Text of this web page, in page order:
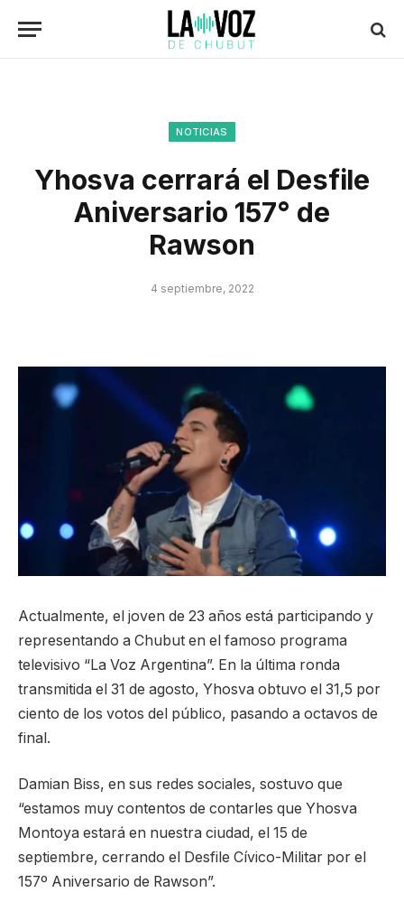
NOTICIAS
Yhosva cerrará el Desfile
Aniversario 157° de
Rawson
4 septiembre, 2022
Actualmente, el joven de 23 años está participando y
representando a Chubut en el famoso programa
televisivo “La Voz Argentina”. En la última ronda
transmitida el 31 de agosto, Yhosva obtuvo el 31,5 por
ciento de los votos del público, pasando a octavos de
final.
Damian Biss, en sus redes sociales, sostuvo que
“estamos muy contentos de contarles que Yhosva
Montoya estará en nuestra ciudad, el 15 de
septiembre, cerrando el Desfile Cívico-Militar por el
157º Aniversario de Rawson”.